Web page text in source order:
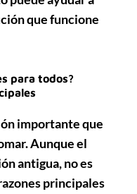
que funcione
para todos?
importante que
Aunque el
antigua, no es
principales